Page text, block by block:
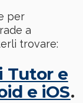
per
a
trovare:
Tutor e
e iOS.